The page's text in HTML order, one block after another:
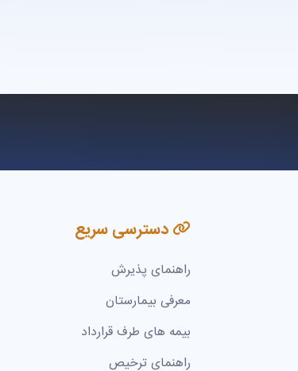
دسترسی سریع
راهنمای پذیرش
معرفی بیمارستان
بیمه های طرف قرارداد
راهنمای ترخیص